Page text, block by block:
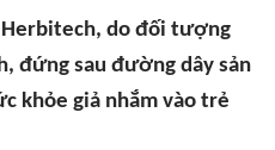
Herbitech, do đối tượng
đứng sau đường dây sản
khỏe giả nhắm vào trẻ